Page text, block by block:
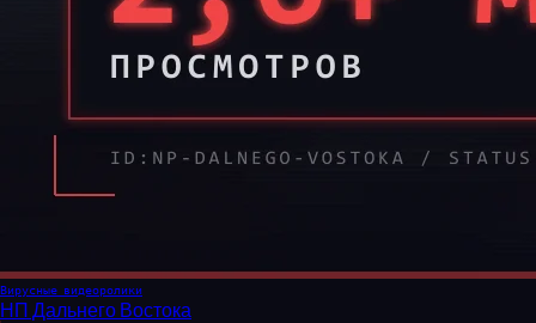
Вирусные видеоролики
НП Дальнего Востока